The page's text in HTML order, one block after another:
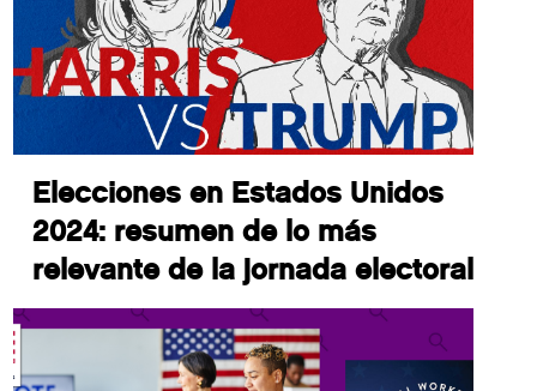
Elecciones en Estados Unidos
2024: resumen de lo más
relevante de la jornada electoral